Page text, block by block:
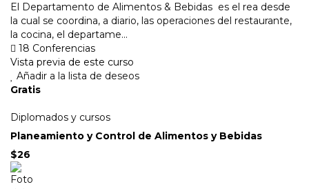
El Departamento de Alimentos & Bebidas es el rea desde
la cual se coordina, a diario, las operaciones del restaurante,
la cocina, el departame...
18 Conferencias
Vista previa de este curso
Añadir a la lista de deseos
Gratis
Diplomados y cursos
Planeamiento y Control de Alimentos y Bebidas
$26